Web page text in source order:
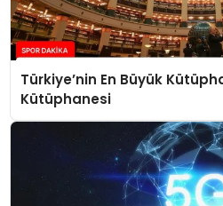
Türkiye’nin En Büyük
Kütüphanesi